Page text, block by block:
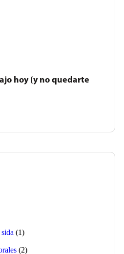
hoy (y no quedarte
(1)
(2)